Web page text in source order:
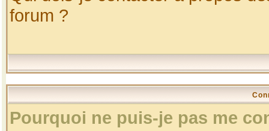
forum ?
Pourquoi ne puis-je pas me